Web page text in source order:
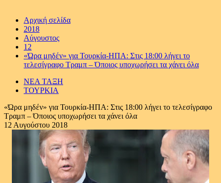
Αρχική σελίδα
2018
Αύγουστος
12
«Ώρα μηδέν» για Τουρκία-ΗΠΑ: Στις 18:00 λήγει το
τελεσίγραφο Τραμπ – Όποιος υποχωρήσει τα χάνει όλα
ΝΕΑ ΤΑΞΗ
ΤΟΥΡΚΙΑ
«Ώρα μηδέν» για Τουρκία-ΗΠΑ: Στις 18:00 λήγει το τελεσίγραφο
Τραμπ – Όποιος υποχωρήσει τα χάνει όλα
12 Αυγούστου 2018